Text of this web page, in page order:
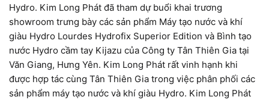
Hydro. Kim Long Phát đã tham dự buổi khai trương
showroom trưng bày các sản phẩm Máy tạo nước và khí
giàu Hydro Lourdes Hydrofix Superior Edition và Bình tạo
nước Hydro cầm tay Kijazu của Công ty Tân Thiên Gia tại
Văn Giang, Hưng Yên. Kim Long Phát rất vinh hạnh khi
được hợp tác cùng Tân Thiên Gia trong việc phân phối các
sản phẩm máy tạo nước và khí giàu Hydro. Kim Long Phát